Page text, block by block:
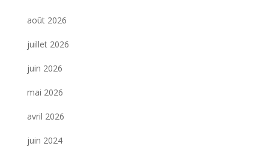
août 2026
juillet 2026
juin 2026
mai 2026
avril 2026
juin 2024